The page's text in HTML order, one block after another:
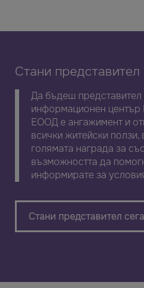
Стани представител
Да бъдеш
информационен
ЕООД е ангажимент и
всички житейски
голямата награда за
възможността да
информирате за
Стани представител